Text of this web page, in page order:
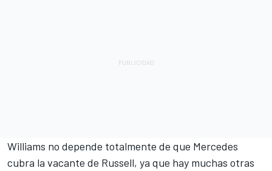
Williams no depende totalmente de que Mercedes
cubra la vacante de Russell, ya que hay muchas otras